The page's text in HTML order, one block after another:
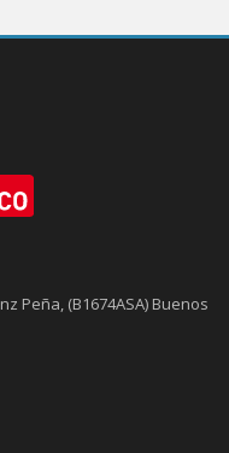
Peña, (B1674ASA) Buenos